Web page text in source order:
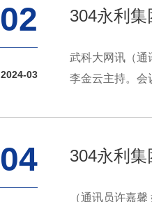
02
2024-03
304永利
武科大网讯（通
李金云主持。会
04 304永利
（通讯员许嘉